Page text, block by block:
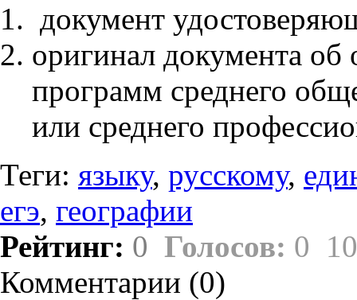
документ
оригинал документа
программ среднего
или среднего
Теги: языку, русскому,
егэ, географии
Рейтинг: 0 Голосов: 0
Комментарии (0)